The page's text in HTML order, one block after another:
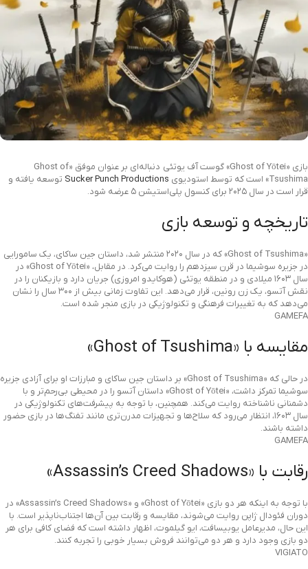
بازی «Ghost of Yōtei» گوست آف یوتئی دنباله‌ای بر عنوان موفق «Ghost of
Tsushima» است که توسط استودیوی
توسعه یافته و
قرار است در سال ۲۰۲۵ برای کنسول پلی‌استیشن ۵ عرضه شود.
تاریخچه و توسعه بازی
«Ghost of Tsushima» که در سال ۲۰۲۰ منتشر شد، داستان جین ساکای، یک سامورایی
در جزیره سوشیما در قرن سیزدهم را روایت می‌کرد. در مقابل، «Ghost of Yōtei» در
سال ۱۶۰۳ میلادی و در منطقه یوتئی (هوکایدو امروزی) جریان دارد و بازیکنان را در
نقش آتسو، یک زن رونین، قرار می‌دهد. این تفاوت زمانی بیش از ۳۰۰ سال را نشان
می‌دهد که به تغییرات فرهنگی و تکنولوژیکی در بازی منجر شده است.
GAMEFA
مقایسه با «Ghost of Tsushima»
در حالی که «Ghost of Tsushima» بر داستان جین ساکای و مبارزات او برای آزادی جزیره
سوشیما تمرکز داشت، «Ghost of Yōtei» داستان آتسو را در محیطی بی‌رحم‌تر و با
دشمنانی ناشناخته روایت می‌کند. همچنین، با توجه به پیشرفت‌های تکنولوژیکی در
سال ۱۶۰۳، انتظار می‌رود که سلاح‌ها و تجهیزات مدرن‌تری مانند تفنگ‌ها در بازی حضور
داشته باشند.
GAMEFA
رقابت با «Assassin’s Creed Shadows»
با توجه به اینکه هر دو بازی «Ghost of Yōtei» و «Assassin’s Creed Shadows» در
دوران فئودال ژاپن روایت می‌شوند، مقایسه و رقابت بین آن‌ها اجتناب‌ناپذیر است. با
این حال، مدیرعامل یوبیسافت، ایو گیلموت، اظهار داشته است که فضای کافی برای هر
دو بازی وجود دارد و هر دو می‌توانند فروش بسیار خوبی را تجربه کنند.
VIGIATO